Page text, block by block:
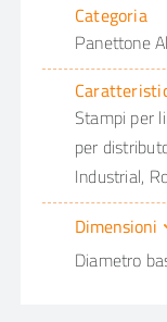
Categoria
Panettone
Stampi per
per
Industrial,
Dimensioni
Diametro